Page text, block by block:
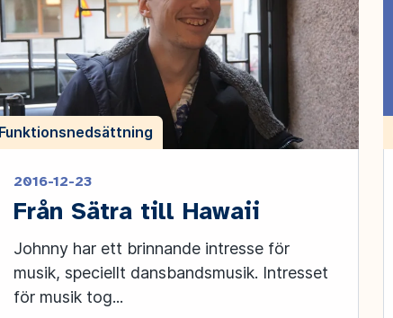
Funktionsnedsättning
2016-12-23
Från Sätra till Hawaii
Johnny har ett brinnande intresse för
musik, speciellt dansbandsmusik. Intresset
för musik tog...